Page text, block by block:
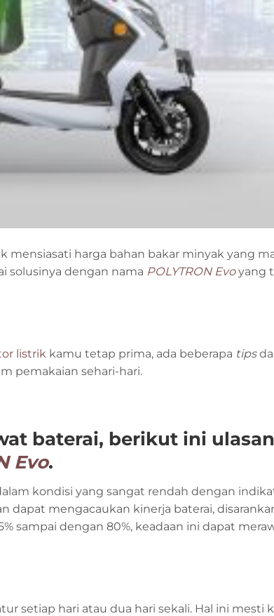
harga bahan bakar minyak yang
solusinya dengan nama POLYTRON Evoyang
listrik kamu tetap prima, ada beberapa tips
pemakaian sehari-hari.
baterai, berikut ini
Evo.
kondisi yang sangat rendah dengan
dapat mengacaukan kinerja baterai,
sampai dengan 80%, keadaan ini dapat
setiap hari atau dua hari sekali. Hal ini mesti